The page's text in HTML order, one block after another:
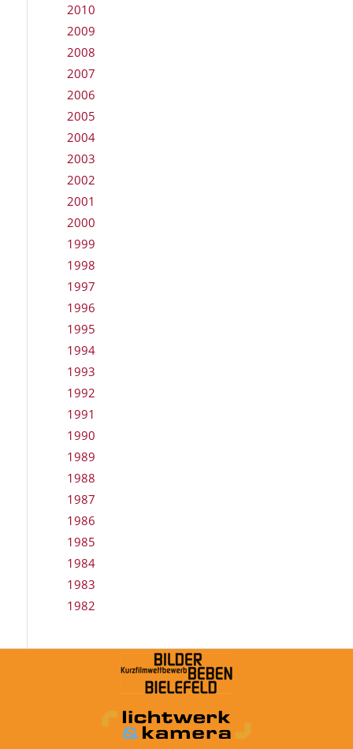
2010
2009
2008
2007
2006
2005
2004
2003
2002
2001
2000
1999
1998
1997
1996
1995
1994
1993
1992
1991
1990
1989
1988
1987
1986
1985
1984
1983
1982